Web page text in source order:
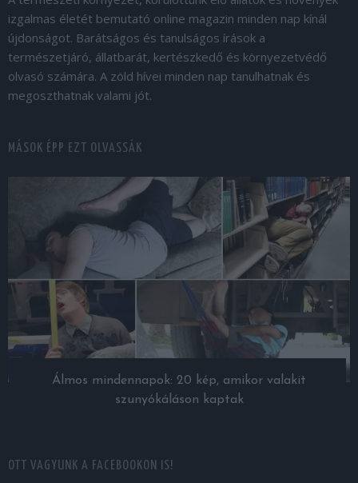
izgalmas életét bemutató online magazin minden nap kínál
újdonságot. Barátságos és tanulságos írások a
természetjáró, állatbarát, kertészkedő és környezetvédő
olvasó számára. A zöld hívei minden nap tanulhatnak és
megoszthatnak valami jót.
MÁSOK ÉPP EZT OLVASSÁK
Álmos mindennapok: 20 kép, amikor valakit
szunyókáláson kaptak
OTT VAGYUNK A FACEBOOKON IS!